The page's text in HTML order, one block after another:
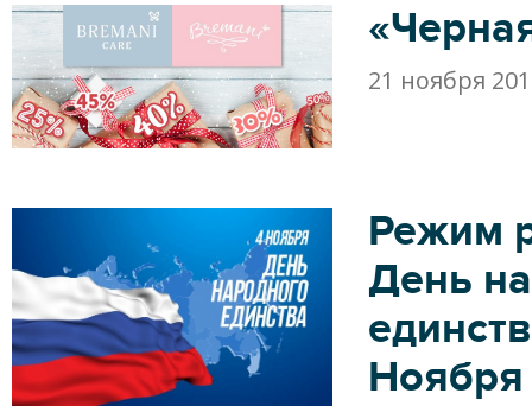
21 ноября
Режим
День
Ноября